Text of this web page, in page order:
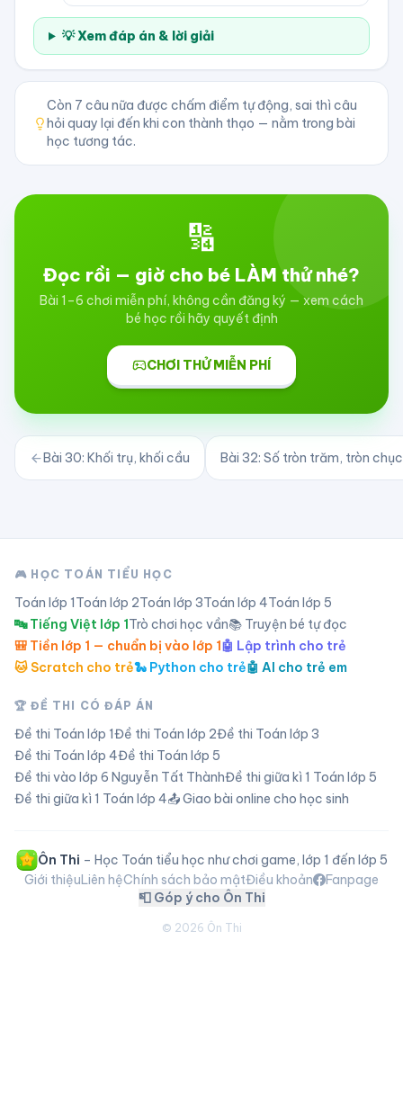
💡 Xem đáp án & lời giải
Còn 7 câu nữa được chấm điểm tự động, sai thì câu
hỏi quay lại đến khi con thành thạo — nằm trong bài
học tương tác.
🔢
Đọc rồi — giờ cho bé LÀM thử nhé?
Bài 1–6 chơi miễn phí, không cần đăng ký — xem cách
bé học rồi hãy quyết định
CHƠI THỬ MIỄN PHÍ
Bài 30: Khối trụ, khối cầu Bài 32: Số tròn trăm, tròn chục
🎮 HỌC TOÁN TIỂU HỌC
Toán lớp 1Toán lớp 2Toán lớp 3Toán lớp 4Toán lớp 5
🔤 Tiếng Việt lớp 1Trò chơi học vần📚 Truyện bé tự đọc
🎒 Tiền lớp 1 — chuẩn bị vào lớp 1🤖 Lập trình cho trẻ
🐱 Scratch cho trẻ🐍 Python cho trẻ🤖 AI cho trẻ em
🏆 ĐỀ THI CÓ ĐÁP ÁN
Đề thi Toán lớp 1Đề thi Toán lớp 2Đề thi Toán lớp 3
Đề thi Toán lớp 4Đề thi Toán lớp 5
Đề thi vào lớp 6 Nguyễn Tất ThànhĐề thi giữa kì 1 Toán lớp 5
Đề thi giữa kì 1 Toán lớp 4📤 Giao bài online cho học sinh
Ôn Thi – Học Toán tiểu học như chơi game, lớp 1 đến lớp 5
Giới thiệuLiên hệChính sách bảo mậtĐiều khoản
Fanpage
📮 Góp ý cho Ôn Thi
© 2026 Ôn Thi